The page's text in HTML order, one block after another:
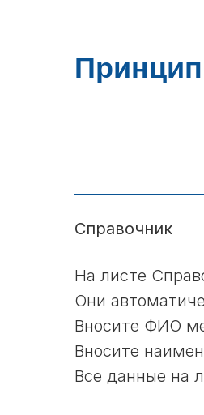
Справочник
На листе
Они
Вносите ФИО
Вносите
Все данные на